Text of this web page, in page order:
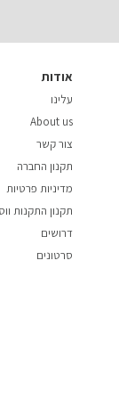
אודות
עלינו
About us
צור קשר
תקנון החברה
מדיניות פרטיות
תקנון התקנות
דרושים
סרטונים